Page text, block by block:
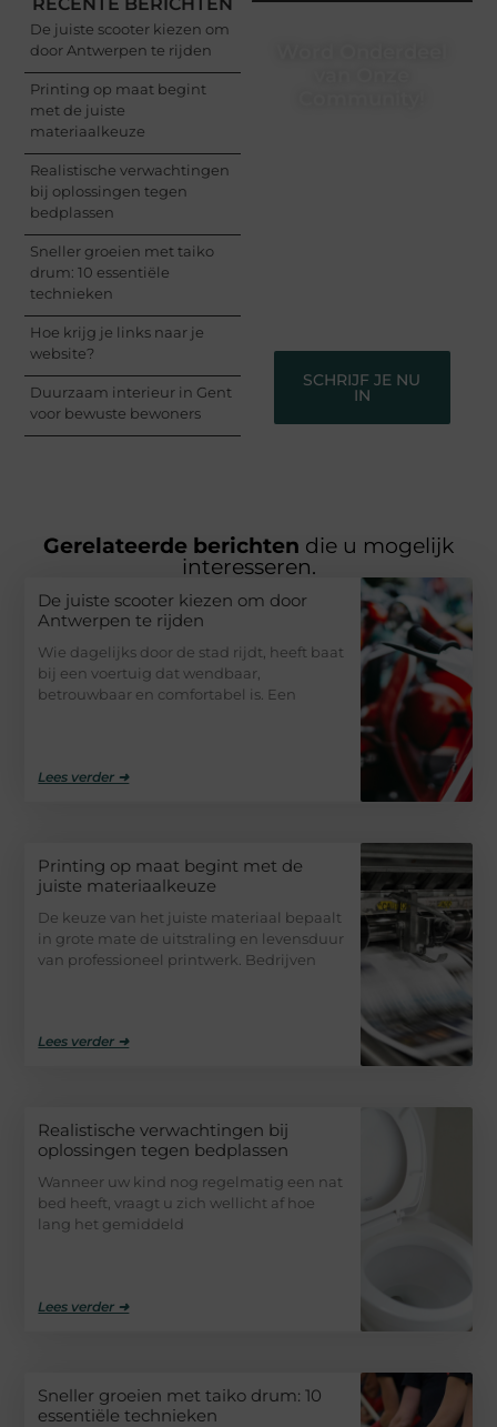
De juiste scooter kiezen om
door Antwerpen te rijden
Printing op maat begint
met de juiste
materiaalkeuze
Realistische verwachtingen
bij oplossingen tegen
bedplassen
Sneller groeien met taiko
drum: 10 essentiële
technieken
Hoe krijg je links naar je
website?
Duurzaam interieur in Gent
voor bewuste bewoners
SCHRIJF JE NU
IN
Gerelateerde berichten die u mogelijk
interesseren.
De juiste scooter kiezen om door
Antwerpen te rijden
Wie dagelijks door de stad rijdt, heeft baat
bij een voertuig dat wendbaar,
betrouwbaar en comfortabel is. Een
Lees verder ➜
Printing op maat begint met de
juiste materiaalkeuze
De keuze van het juiste materiaal bepaalt
in grote mate de uitstraling en levensduur
van professioneel printwerk. Bedrijven
Lees verder ➜
Realistische verwachtingen bij
oplossingen tegen bedplassen
Wanneer uw kind nog regelmatig een nat
bed heeft, vraagt u zich wellicht af hoe
lang het gemiddeld
Lees verder ➜
Sneller groeien met taiko drum: 10
essentiële technieken